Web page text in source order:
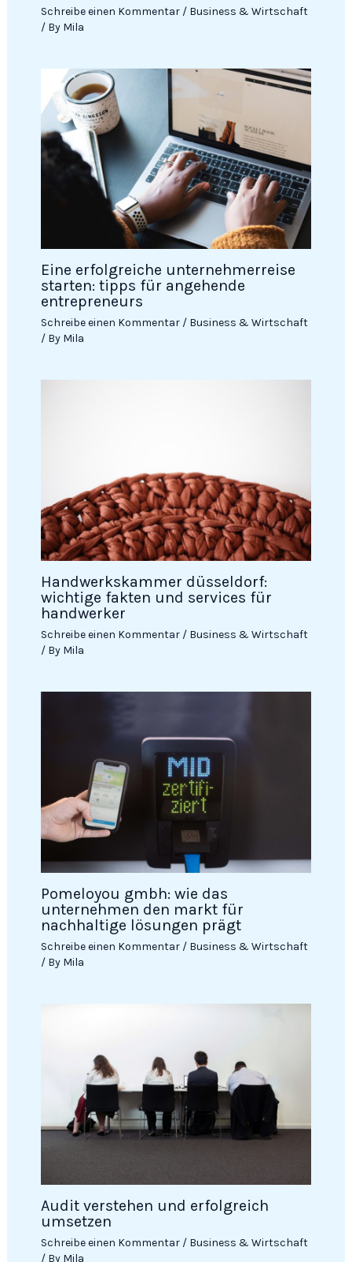
Schreibe einen Kommentar / Business & Wirtschaft
/ By Mila
Eine erfolgreiche unternehmerreise
starten: tipps für angehende
entrepreneurs
Schreibe einen Kommentar / Business & Wirtschaft
/ By Mila
Handwerkskammer düsseldorf:
wichtige fakten und services für
handwerker
Schreibe einen Kommentar / Business & Wirtschaft
/ By Mila
Pomeloyou gmbh: wie das
unternehmen den markt für
nachhaltige lösungen prägt
Schreibe einen Kommentar / Business & Wirtschaft
/ By Mila
Audit verstehen und erfolgreich
umsetzen
Schreibe einen Kommentar / Business & Wirtschaft
/ By Mila